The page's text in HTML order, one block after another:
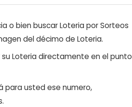
o bien buscar Loteria por Sorteos
del décimo de Loteria.
Loteria directamente en el punto
para usted ese numero,